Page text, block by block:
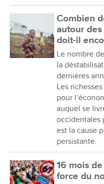
Combien
autour
doit-il
Le nombre
la
dernières
Les
pour
auquel se
occidentales
est la cause
persistante.
16 mois
force du